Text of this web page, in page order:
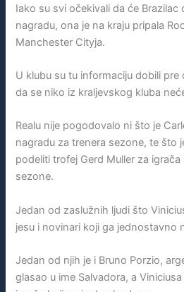
Iako su svi očekivali da će
nagradu, ona je na kraju pripala
Manchester Cityja.
U klubu su tu informaciju dobili pre
da se niko iz kraljevskog kluba
Realu nije pogodovalo ni što je
nagradu za trenera sezone, te što
podeliti trofej Gerd Muller za
sezone.
Jedan od zaslužnih ljudi što
jesu i novinari koji ga jednostavno
Jedan od njih je i Bruno Porzio,
glasao u ime Salvadora, a